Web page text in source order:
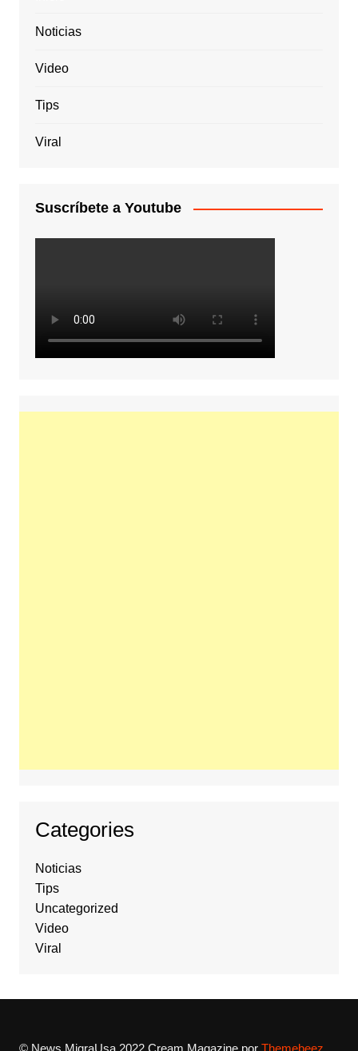
Noticias
Video
Tips
Viral
Suscríbete a Youtube
Categories
Noticias
Tips
Uncategorized
Video
Viral